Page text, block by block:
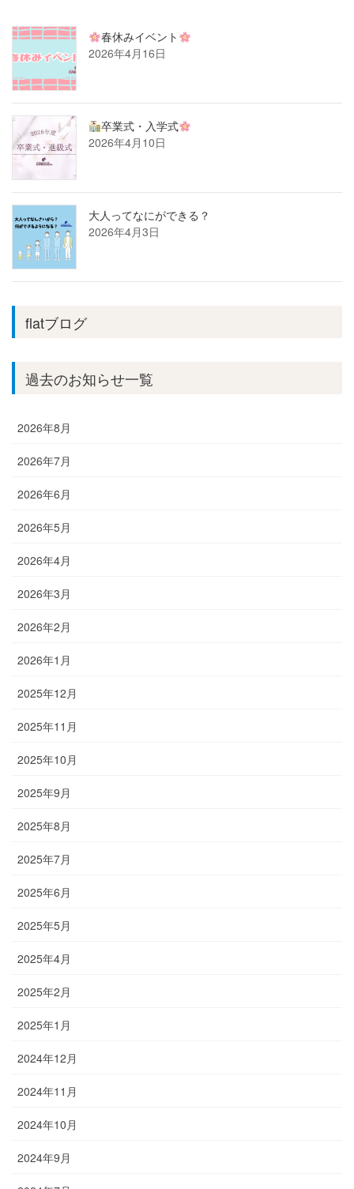
春休みイベント
2026年4月16日
卒業式・入学式
2026年4月10日
大人ってなにができる？
2026年4月3日
flatブログ
過去のお知らせ一覧
2026年8月
2026年7月
2026年6月
2026年5月
2026年4月
2026年3月
2026年2月
2026年1月
2025年12月
2025年11月
2025年10月
2025年9月
2025年8月
2025年7月
2025年6月
2025年5月
2025年4月
2025年2月
2025年1月
2024年12月
2024年11月
2024年10月
2024年9月